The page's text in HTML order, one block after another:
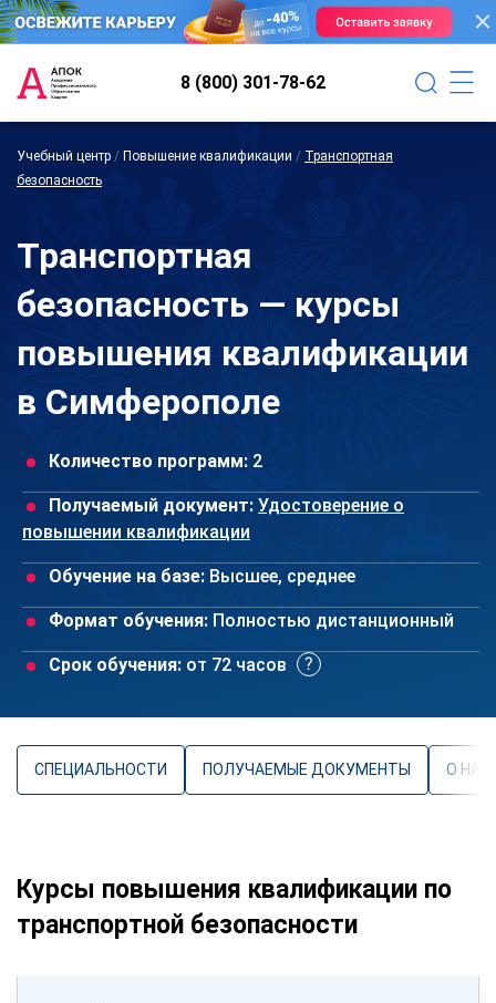
8 (800) 301-78-62
Учебный центр / Повышение квалификации / Транспортная
безопасность
Транспортная
безопасность — курсы
повышения квалификации
в Симферополе
Количество программ: 2
Получаемый документ: Удостоверение о
повышении квалификации
Обучение на базе: Высшее, среднее
Формат обучения: Полностью дистанционный
Срок обучения: от 72 часов
СПЕЦИАЛЬНОСТИ ПОЛУЧАЕМЫЕ ДОКУМЕНТЫ О
Курсы повышения квалификации по
транспортной безопасности